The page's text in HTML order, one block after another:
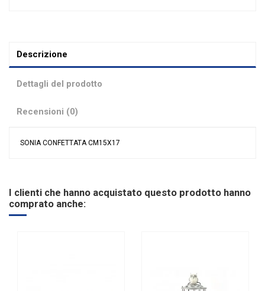
Descrizione
Dettagli del prodotto
Recensioni (0)
SONIA CONFETTATA CM15X17
Riordinabile No
Categoria Prodotto
I clienti che hanno acquistato questo prodotto hanno
comprato anche: